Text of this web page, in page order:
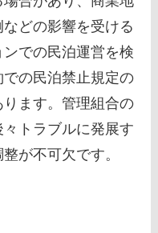
どの影響を受ける
での民泊運営を検
の民泊禁止規定の
ます。管理組合の
トラブルに発展す
が不可欠です。